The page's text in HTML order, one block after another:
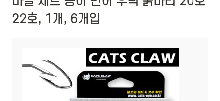
22호, 1개, 6개입